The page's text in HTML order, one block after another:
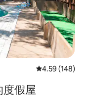
平均评分 4.59
4.59 (148)
假屋